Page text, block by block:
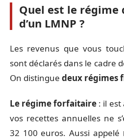
Quel est le régime
d’un LMNP ?
Les revenus que vous
sont déclarés dans le cadre
On distingue deux régimes
Le régime forfaitaire : il est
vos recettes annuelles ne
32 100 euros. Aussi appelé